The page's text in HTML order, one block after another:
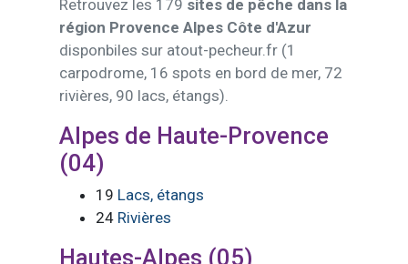
Retrouvez les 179 sites de pêche dans la
région Provence Alpes Côte d'Azur
disponbiles sur atout-pecheur.fr (1
carpodrome, 16 spots en bord de mer, 72
rivières, 90 lacs, étangs).
Alpes de Haute-Provence
(04)
19 Lacs, étangs
24 Rivières
Hautes-Alpes (05)